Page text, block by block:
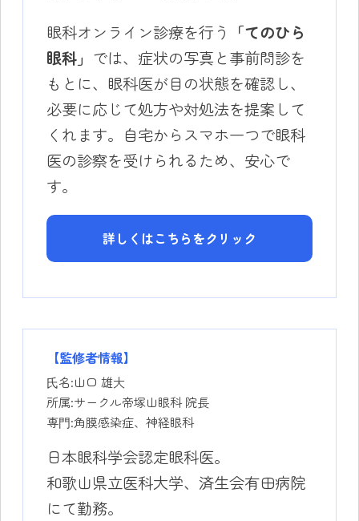
眼科オンライン診療を行う
「てのひら
眼科」 では、症状の写真と事前問診を
もとに、眼科医が目の状態を確認し、
必要に応じて処方や対処法を提案して
くれます。自宅からスマホ一つで眼科
医の診察を受けられるため、安心で
す。
詳しくはこちらをクリック
【監修者情報】
⽒名:山口 雄大
所属:サークル帝塚山眼科 院長
専⾨:角膜感染症、神経眼科
日本眼科学会認定眼科医。
和歌山県立医科大学、済生会有田病院
にて勤務。